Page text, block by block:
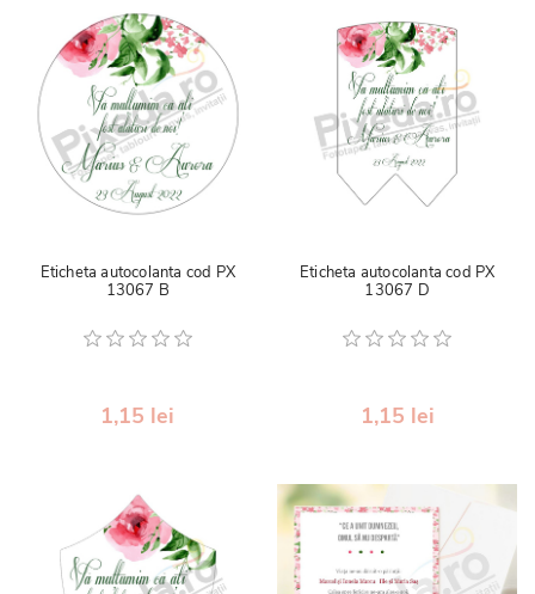
Eticheta autocolanta cod PX
13067 B
1,15 lei
Eticheta autocolanta cod PX
13067 D
1,15 lei